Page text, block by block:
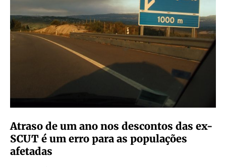
Atraso de um ano nos descontos das ex-
SCUT é um erro para as populações
afetadas